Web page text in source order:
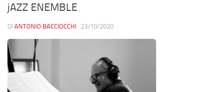
jAZZ ENEMBLE
DI ANTONIO BACCIOCCHI · 23/10/2020